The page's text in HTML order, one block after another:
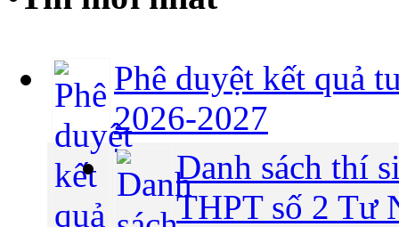
Phê duyệt kết quả
2026-2027
Danh sách thí
THPT số 2 Tư